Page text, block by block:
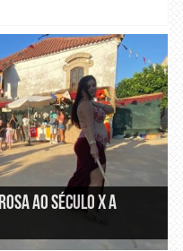
após comb
ao século X a